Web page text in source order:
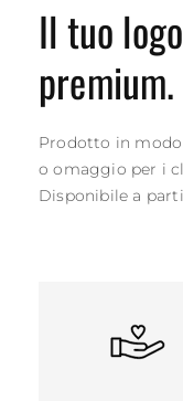
Il tuo
premium.
Prodotto in
o omaggio per i
Disponibile a